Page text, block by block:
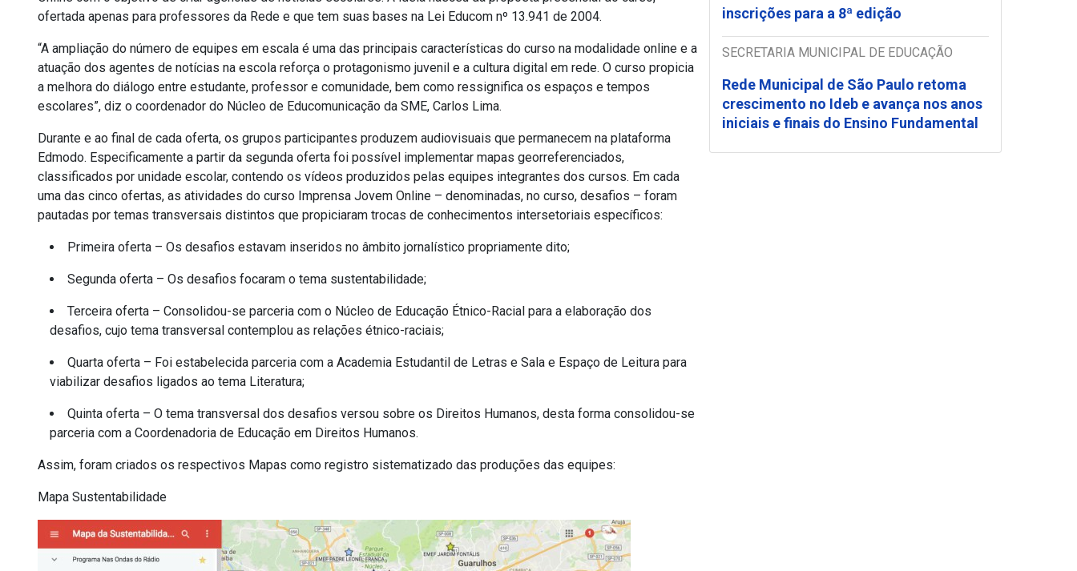
ofertada apenas para professores da Rede e que tem suas bases na Lei Educom nº 13.941 de 2004.
“A ampliação do número de equipes em escala é uma das principais características do curso na modalidade online e a
atuação dos agentes de notícias na escola reforça o protagonismo juvenil e a cultura digital em rede. O curso propicia
a melhora do diálogo entre estudante, professor e comunidade, bem como ressignifica os espaços e tempos
escolares”, diz o coordenador do Núcleo de Educomunicação da SME, Carlos Lima.
Durante e ao final de cada oferta, os grupos participantes produzem audiovisuais que permanecem na plataforma
Edmodo. Especificamente a partir da segunda oferta foi possível implementar mapas georreferenciados,
classificados por unidade escolar, contendo os vídeos produzidos pelas equipes integrantes dos cursos. Em cada
uma das cinco ofertas, as atividades do curso Imprensa Jovem Online – denominadas, no curso, desafios – foram
pautadas por temas transversais distintos que propiciaram trocas de conhecimentos intersetoriais específicos:
Primeira oferta – Os desafios estavam inseridos no âmbito jornalístico propriamente dito;
Segunda oferta – Os desafios focaram o tema sustentabilidade;
Terceira oferta – Consolidou-se parceria com o Núcleo de Educação Étnico-Racial para a elaboração dos
desafios, cujo tema transversal contemplou as relações étnico-raciais;
Quarta oferta – Foi estabelecida parceria com a Academia Estudantil de Letras e Sala e Espaço de Leitura para
viabilizar desafios ligados ao tema Literatura;
Quinta oferta – O tema transversal dos desafios versou sobre os Direitos Humanos, desta forma consolidou-se
parceria com a Coordenadoria de Educação em Direitos Humanos.
Assim, foram criados os respectivos Mapas como registro sistematizado das produções das equipes:
Mapa Sustentabilidade
inscrições para a 8ª edição
SECRETARIA MUNICIPAL DE EDUCAÇÃO
Rede Municipal de São Paulo retoma
crescimento no Ideb e avança nos anos
iniciais e finais do Ensino Fundamental